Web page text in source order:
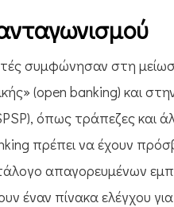
συμφώνησαν στη
(open banking) και
όπως τράπεζες και
πρέπει να έχουν
απαγορευμένων
έναν πίνακα ελέγχου για